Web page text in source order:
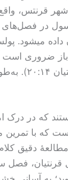
قرنتس،
میشود.
ضروری
فهم کودک نباشید،
که در
که با
دقیق
قرنتیان،